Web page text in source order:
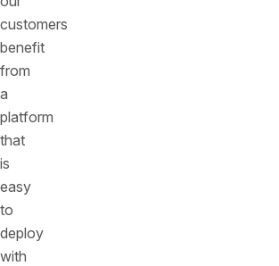
customers
benefit
from
a
platform
that
is
easy
to
deploy
with